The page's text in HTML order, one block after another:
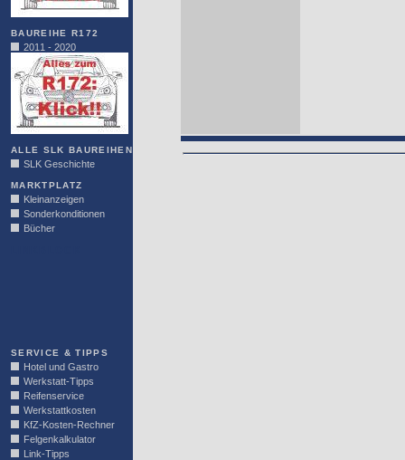
BAUREIHE R172
2011 - 2020
ALLE SLK BAUREIHEN
SLK Geschichte
MARKTPLATZ
Kleinanzeigen
Sonderkonditionen
Bücher
SERVICE & TIPPS
Hotel und Gastro
Werkstatt-Tipps
Reifenservice
Werkstattkosten
KfZ-Kosten-Rechner
Felgenkalkulator
Link-Tipps